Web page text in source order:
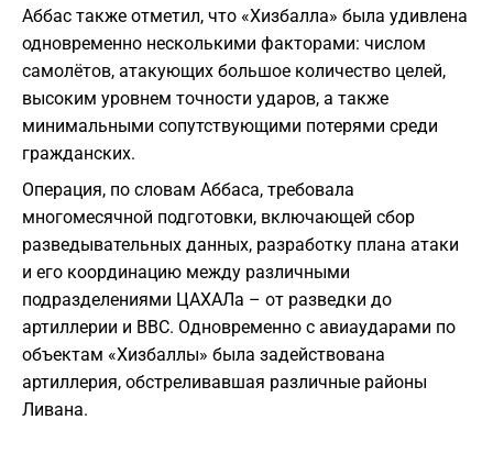
Аббас также отметил, что «Хизбалла» была удивлена
одновременно несколькими факторами: числом
самолётов, атакующих большое количество целей,
высоким уровнем точности ударов, а также
минимальными сопутствующими потерями среди
гражданских.
Операция, по словам Аббаса, требовала
многомесячной подготовки, включающей сбор
разведывательных данных, разработку плана атаки
и его координацию между различными
подразделениями ЦАХАЛа – от разведки до
артиллерии и ВВС. Одновременно с авиаударами по
объектам «Хизбаллы» была задействована
артиллерия, обстреливавшая различные районы
Ливана.